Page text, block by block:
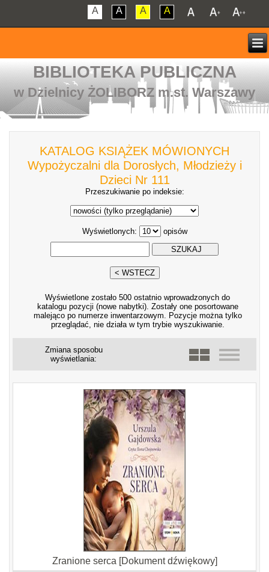
A A A A
BIBLIOTEKA PUBLICZNA
w Dzielnicy ŻOLIBORZ m.st. Warszawy
KATALOG KSIĄŻEK MÓWIONYCH
Wypożyczalni dla Dorosłych, Młodzieży i
Dzieci Nr 111
Przeszukiwanie po indeksie:
Wyświetlonych: opisów
Wyświetlone zostało 500 ostatnio wprowadzonych do
katalogu pozycji (nowe nabytki). Zostały one posortowane
malejąco po numerze inwentarzowym. Pozycje można tylko
przeglądać, nie działa w tym trybie wyszukiwanie.
Zmiana sposobu
wyświetlania:
Zranione serca [Dokument dźwiękowy]